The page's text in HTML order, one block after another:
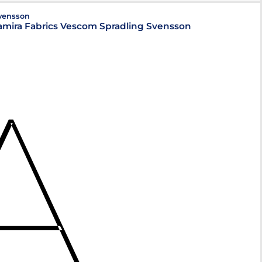
Fabrics Vescom Spradling Svensson